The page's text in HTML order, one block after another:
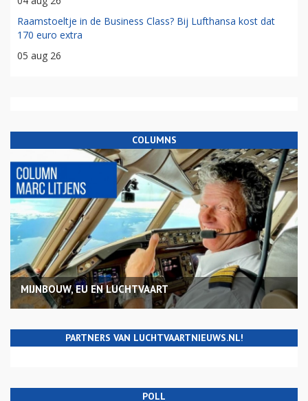
Raamstoeltje in de Business Class? Bij Lufthansa kost dat
170 euro extra
05 aug 26
COLUMNS
MIJNBOUW, EU EN LUCHTVAART
PARTNERS VAN LUCHTVAARTNIEUWS.NL!
POLL